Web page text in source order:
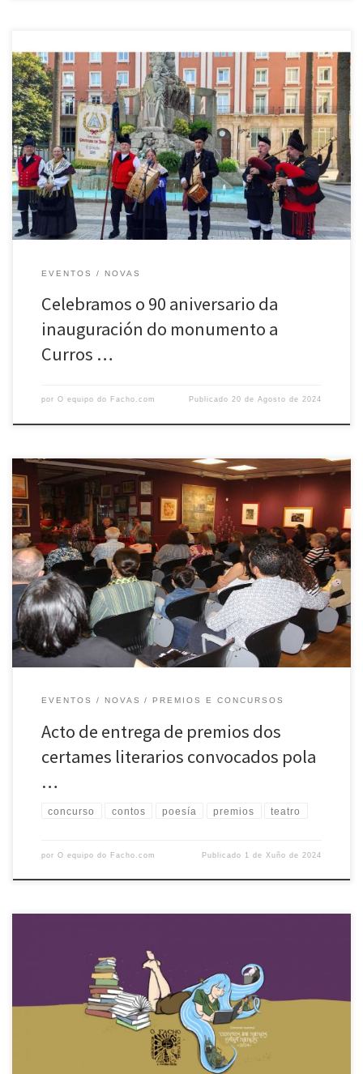
O pasado sábado 10 de agosto, A Coruña celebrou o 90 aniversario da
inauguración do monumento dedicado a Curros Enríquez. O evento
foi organizado pola Asociación Cultural Alexandre Bóveda, a Real
Academia Galega de Belas Artes, os Amigos dos Museos de Galicia,
Cantigas da Terra e O Facho. Curros Enríquez, […]
EVENTOS NOVAS
Celebramos o 90 aniversario da
inauguración do monumento a
Curros …
por O equipo do Facho.com Publicado20 de Agosto de 2024
O pasado 30 de maio tivo lugar en Portas Ártabras o acto de entrega
de premios dos certames literarios convocados pola agrupación
cultural O Facho en 2024. Este evento, que reuniu a escritores e
afeccionados á literatura, supuxo unha celebración da cultura e da
creación literaria en galego. Os certames, […]
EVENTOS NOVAS PREMIOS E CONCURSOS
Acto de entrega de premios dos
certames literarios convocados pola
…
concurso contos poesía premios teatro
por O equipo do Facho.com Publicado 1 de Xuño de 2024
A seguir detállase polo miúdo a resolución do concurso anual de
contos da Agrupación Cultural O Facho: Premios da Categoría
A(Nenos e nenas dende 9 ata 12 anos): 1º PREMIO Título: “O futuro de
Onha”.Autora: Ada Saurin López.Centro: IES Ramón Menéndez Pidal (A
Coruña) 2º PREMIO Título: “Aislin, a nena […]